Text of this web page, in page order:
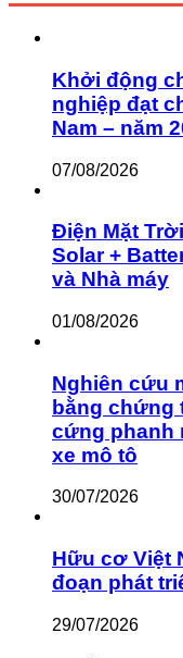
Khởi động
nghiệp đạt
Nam – năm
07/08/2026
Điện Mặt
Solar +
và Nhà máy
01/08/2026
Nghiên cứu
bằng chứng
cứng phanh
xe mô tô
30/07/2026
Hữu cơ Việt
đoạn phát
29/07/2026